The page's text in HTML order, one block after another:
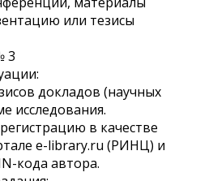
или тезисы
3
докладов (научных
исследования.
в качестве
e-library.ru (РИНЦ) и
кода автора.